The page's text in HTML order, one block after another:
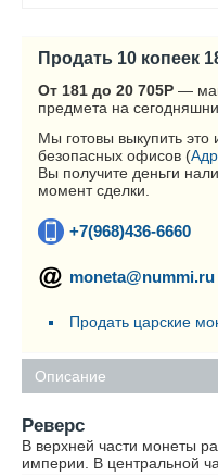
Продать 10 копеек
От 181 до 20 705Р —
предмета на
Мы готовы выкупить
безопасных офисов (
Вы получите деньги
момент сделки.
+7(968)436-6660
moneta@nummi.ru
Продать царские
Описание
Реверс
В верхней части монеты
империи. В центральной